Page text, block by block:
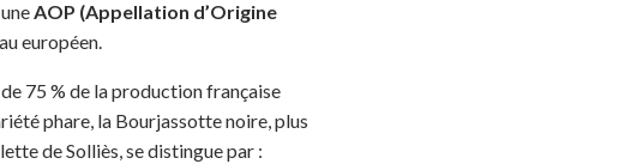
AOP (Appellation d’Origine
européen.
75 % de la production française
phare, la Bourjassotte noire, plus
de Solliès, se distingue par :